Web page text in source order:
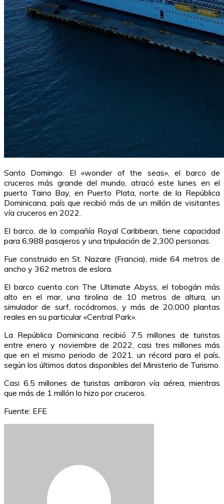
Santo Domingo. El «wonder of the seas», el barco de
cruceros más grande del mundo, atracó este lunes en el
puerto Taino Bay, en Puerto Plata, norte de la República
Dominicana, país que recibió más de un millón de visitantes
vía cruceros en 2022.
El barco, de la compañía Royal Caribbean, tiene capacidad
para 6,988 pasajeros y una tripulación de 2,300 personas.
Fue construido en St. Nazare (Francia), mide 64 metros de
ancho y 362 metros de eslora.
El barco cuenta con The Ultimate Abyss, el tobogán más
alto en el mar, una tirolina de 10 metros de altura, un
simulador de surf, rocódromos, y más de 20,000 plantas
reales en su particular «Central Park».
La República Dominicana recibió 7.5 millones de turistas
entre enero y noviembre de 2022, casi tres millones más
que en el mismo periodo de 2021, un récord para el país,
según los últimos datos disponibles del Ministerio de Turismo.
Casi 6.5 millones de turistas arribaron vía aérea, mientras
que más de 1 millón lo hizo por cruceros.
Fuente: EFE